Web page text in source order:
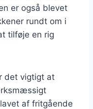
er også blevet
rundt om i
tilføje en rig
det vigtigt at
af fritgående